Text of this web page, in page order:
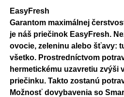
EasyFresh
Garantom maximálnej
je náš priečinok EasyFresh.
ovocie, zeleninu alebo šťavy:
všetko. Prostredníctvom
hermetickému uzavretiu zvýši
priečinku. Takto zostanú
Možnosť dovybavenia so